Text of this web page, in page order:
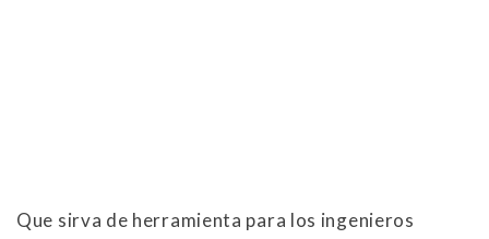
Que sirva de herramienta para los ingenieros